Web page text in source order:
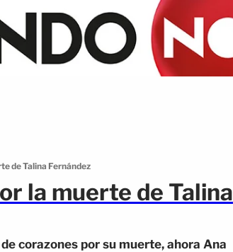
de Talina Fernández
la muerte de Talina
corazones por su muerte, ahora Ana